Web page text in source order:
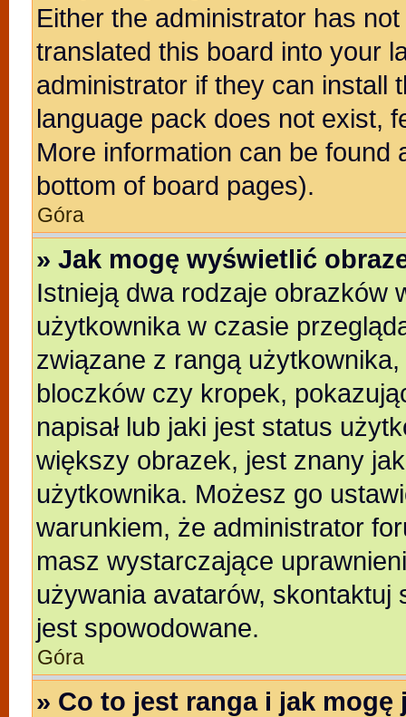
Either the administrator has
translated this board into your
administrator if they can install
language pack does not exist,
More information can be found
bottom of board pages).
Góra
» Jak mogę wyświetlić
Istnieją dwa rodzaje obrazków
użytkownika w czasie
związane z rangą
bloczków czy kropek,
napisał lub jaki jest status
większy obrazek, jest znany
użytkownika. Możesz go
warunkiem, że administrator
masz wystarczające
używania avatarów,
jest spowodowane.
Góra
» Co to jest ranga i jak mogę